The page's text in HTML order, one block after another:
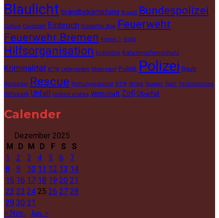
Blaulicht brandbekämpfung Brandt Bundespolizei
Culture Diebstahl Einbruch Ersthelfer App Feuerwehr
Feuerwehr Bremen Formel 1 Gold
Hilfsorganisation Industrie Katastrophenschutz
Kriminalität KTW Lebenretten Motorsport Politik Polizei Raub
Rennsport Rescue Rettungsdienst RTW Ships Snooker Sport Technisches
Hilfswerk Unfall United states Wirtschaft Zoll Überfall
Calender
Dezember 2025
M
D M D F S
S
1
2 3 4 5 6
7
8
9 10 11 12 13 14
15 16 17 18 19 20 21
22 23 24 25 26 27 28
29 30 31
« Nov. Jan. »